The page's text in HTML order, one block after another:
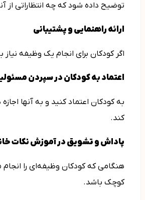
توضیح داده شود که چه انتظاراتی از
ارائه راهنمایی و پشتیبانی
اگر کودکان برای انجام یک وظیفه نیاز
اعتماد به کودکان در سپردن
به کودکان اعتماد کنید و به آن­ها
کند.
پاداش و تشویق در آموزش نکات
هنگامی که کودکان وظیفه‌ای را
کوچک باشد.